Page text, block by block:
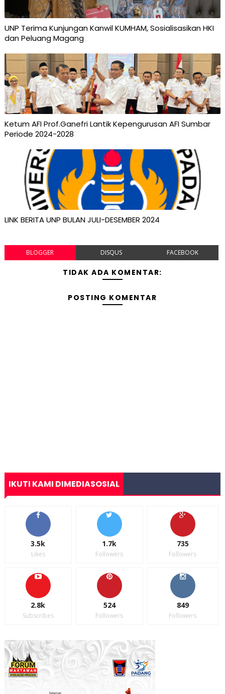
UNP Terima Kunjungan Kanwil KUMHAM, Sosialisasikan HKI
dan Peluang Magang
Ketum AFI Prof.Ganefri Lantik Kepengurusan AFI Sumbar
Periode 2024-2028
LINK BERITA UNP BULAN JULI-DESEMBER 2024
BLOGGER DISQUS FACEBOOK
TIDAK ADA KOMENTAR:
POSTING KOMENTAR
IKUTI KAMI DIMEDIASOSIAL
3.5k
Likes
1.7k
Followers
735
Followers
2.8k
Subscribes
524
Followers
849
Followers